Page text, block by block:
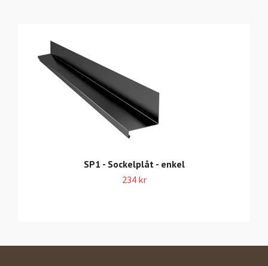
SP1 - Sockelplåt - enkel
234 kr